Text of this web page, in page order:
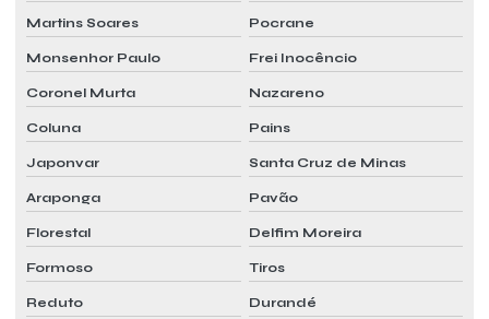
Martins Soares Pocrane
Monsenhor Paulo Frei Inocêncio
Coronel Murta Nazareno
Coluna Pains
Japonvar Santa Cruz de Minas
Araponga Pavão
Florestal Delfim Moreira
Formoso Tiros
Reduto Durandé